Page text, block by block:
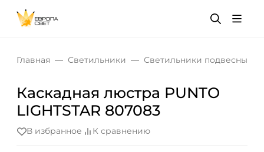
Главная Светильники Светильники подвесные
Каскадная люстра PUNTO
LIGHTSTAR 807083
В избранное К сравнению